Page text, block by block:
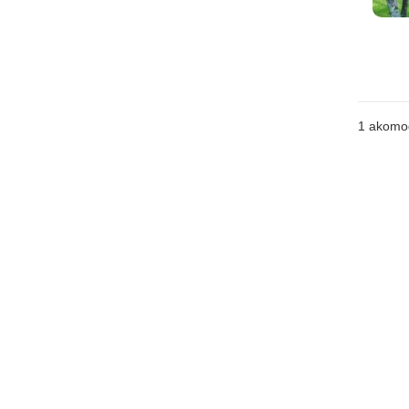
1